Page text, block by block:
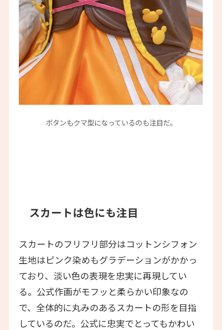
ボタンもクマ型になっているのも注目だ。
スカートは色にも注目
スカートのフリフリ部分はコットンシフォン
生地はピンク染めもグラデーションがかかっ
ており、淡い色の表現を忠実に再現してい
る。公式作画がモフッと柔らかい印象なの
で、全体的に丸みのあるスカートの形を目指
しているのだ。公式に忠実でとってもかわい